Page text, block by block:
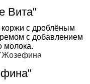
Вита"
с дроблёным
с добавлением
молока.